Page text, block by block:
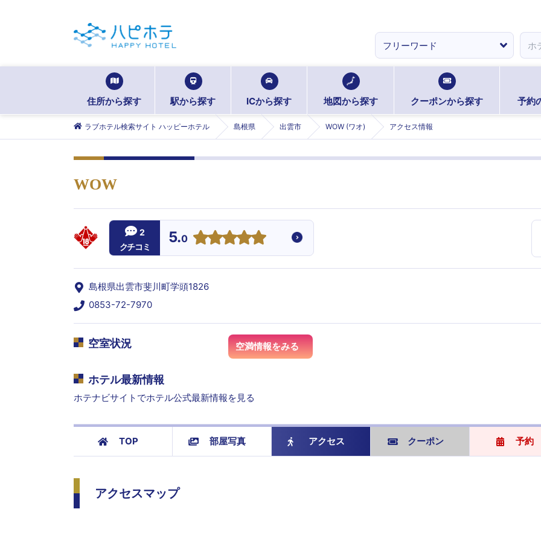
住所から探す 駅から探す ICから探す 地図から探す クーポンから探す 予約
ラブホテル検索サイト ハッピーホテル 島根県 出雲市 WOW (ワオ) アクセス情報
WOW
2
クチコミ
5.0
島根県出雲市斐川町学頭1826
0853-72-7970
空室状況 空満情報をみる
ホテル最新情報
ホテナビサイトでホテル公式最新情報を見る
TOP 部屋写真 アクセス クーポン 予約
アクセスマップ